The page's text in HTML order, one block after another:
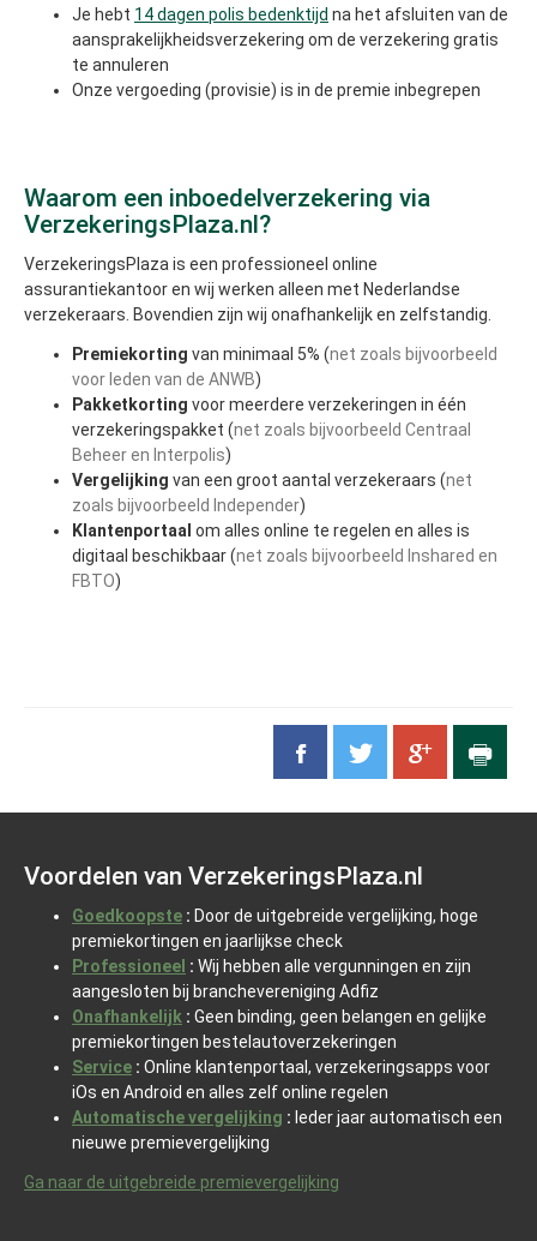
Je hebt 14 dagen polis bedenktijd na het afsluiten van de
aansprakelijkheidsverzekering om de verzekering gratis
te annuleren
Onze vergoeding (provisie) is in de premie inbegrepen
Waarom een inboedelverzekering via
VerzekeringsPlaza.nl?
VerzekeringsPlaza is een professioneel online
assurantiekantoor en wij werken alleen met Nederlandse
verzekeraars. Bovendien zijn wij onafhankelijk en zelfstandig.
Premiekorting van minimaal 5% (net zoals bijvoorbeeld
voor leden van de ANWB)
Pakketkorting voor meerdere verzekeringen in één
verzekeringspakket (net zoals bijvoorbeeld Centraal
Beheer en Interpolis)
Vergelijking van een groot aantal verzekeraars (net
zoals bijvoorbeeld Independer)
Klantenportaal om alles online te regelen en alles is
digitaal beschikbaar (net zoals bijvoorbeeld Inshared en
FBTO)
Voordelen van VerzekeringsPlaza.nl
Goedkoopste : Door de uitgebreide vergelijking, hoge
premiekortingen en jaarlijkse check
Professioneel : Wij hebben alle vergunningen en zijn
aangesloten bij branchevereniging Adfiz
Onafhankelijk : Geen binding, geen belangen en gelijke
premiekortingen bestelautoverzekeringen
Service : Online klantenportaal, verzekeringsapps voor
iOs en Android en alles zelf online regelen
Automatische vergelijking : Ieder jaar automatisch een
nieuwe premievergelijking
Ga naar de uitgebreide premievergelijking